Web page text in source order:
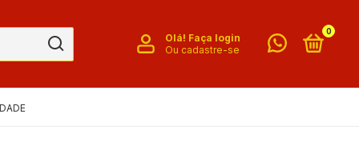
Olá! Faça login
Ou cadastre-se
0